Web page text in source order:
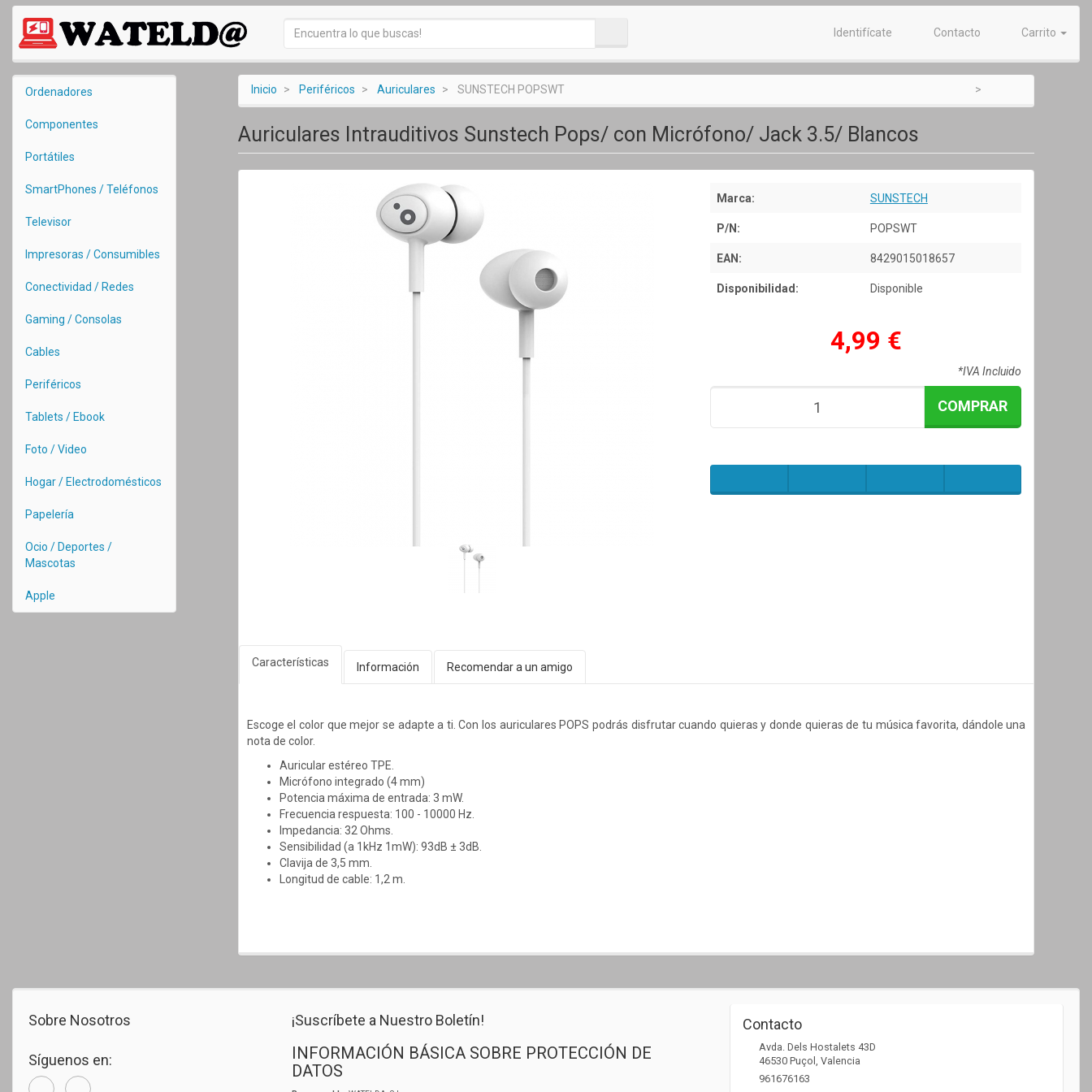
Identifícate Contacto Carrito
Ordenadores
Componentes
Portátiles
SmartPhones / Teléfonos
Televisor
Impresoras / Consumibles
Conectividad / Redes
Gaming / Consolas
Cables
Periféricos
Tablets / Ebook
Foto / Video
Hogar / Electrodomésticos
Papelería
Ocio / Deportes /
Mascotas
Apple
Inicio Periféricos Auriculares SUNSTECH POPSWT
Auriculares Intrauditivos Sunstech Pops/ con Micrófono/ Jack 3.5/ Blancos
Marca: SUNSTECH
P/N: POPSWT
EAN: 8429015018657
Disponibilidad: Disponible
4,99 €
*IVA Incluido
COMPRAR
Características Información Recomendar a un amigo
Escoge el color que mejor se adapte a ti. Con los auriculares POPS podrás disfrutar cuando quieras y donde quieras de tu música favorita, dándole una
nota de color.
Auricular estéreo TPE.
Micrófono integrado (4 mm)
Potencia máxima de entrada: 3 mW.
Frecuencia respuesta: 100 - 10000 Hz.
Impedancia: 32 Ohms.
Sensibilidad (a 1kHz 1mW): 93dB ± 3dB.
Clavija de 3,5 mm.
Longitud de cable: 1,2 m.
Sobre Nosotros
Síguenos en:
¡Suscríbete a Nuestro Boletín!
INFORMACIÓN BÁSICA SOBRE PROTECCIÓN DE
DATOS
Contacto
Avda. Dels Hostalets 43D
46530 Puçol , Valencia
961676163